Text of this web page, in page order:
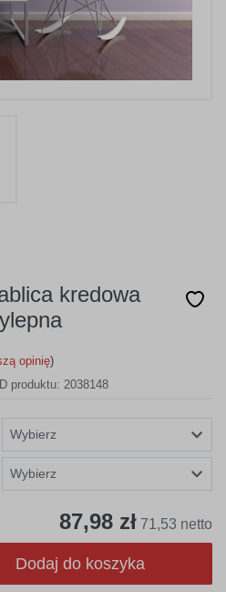
kredowa
opinię)
ID produktu: 2038148
87,98 zł 71,53 netto
Dodaj do koszyka